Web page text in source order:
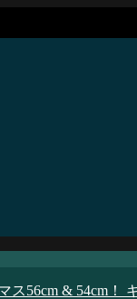
ス56cm & 54cm！